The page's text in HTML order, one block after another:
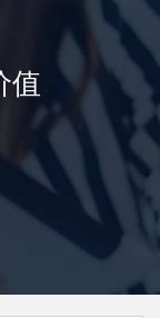
值